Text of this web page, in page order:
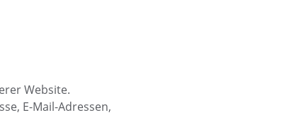
Website.
E-Mail-Adressen,